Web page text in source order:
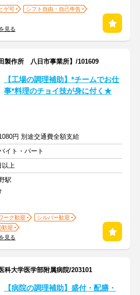
ゲ可
シフト自由・自己申告
見る
製作所 八日市事業所】/101609
【工場の調理補助】*チームでお仕
事*料理のチョイ技が身に付く★
円 別途交通費全額支給
イト・パート
以上
駅
ーク歓迎
シルバー歓迎
歓迎
見る
大学医学部附属病院/203101
【病院の調理補助】盛付・配膳・